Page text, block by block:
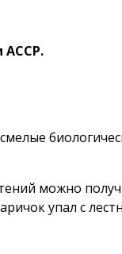
АССР.
можно
упал с